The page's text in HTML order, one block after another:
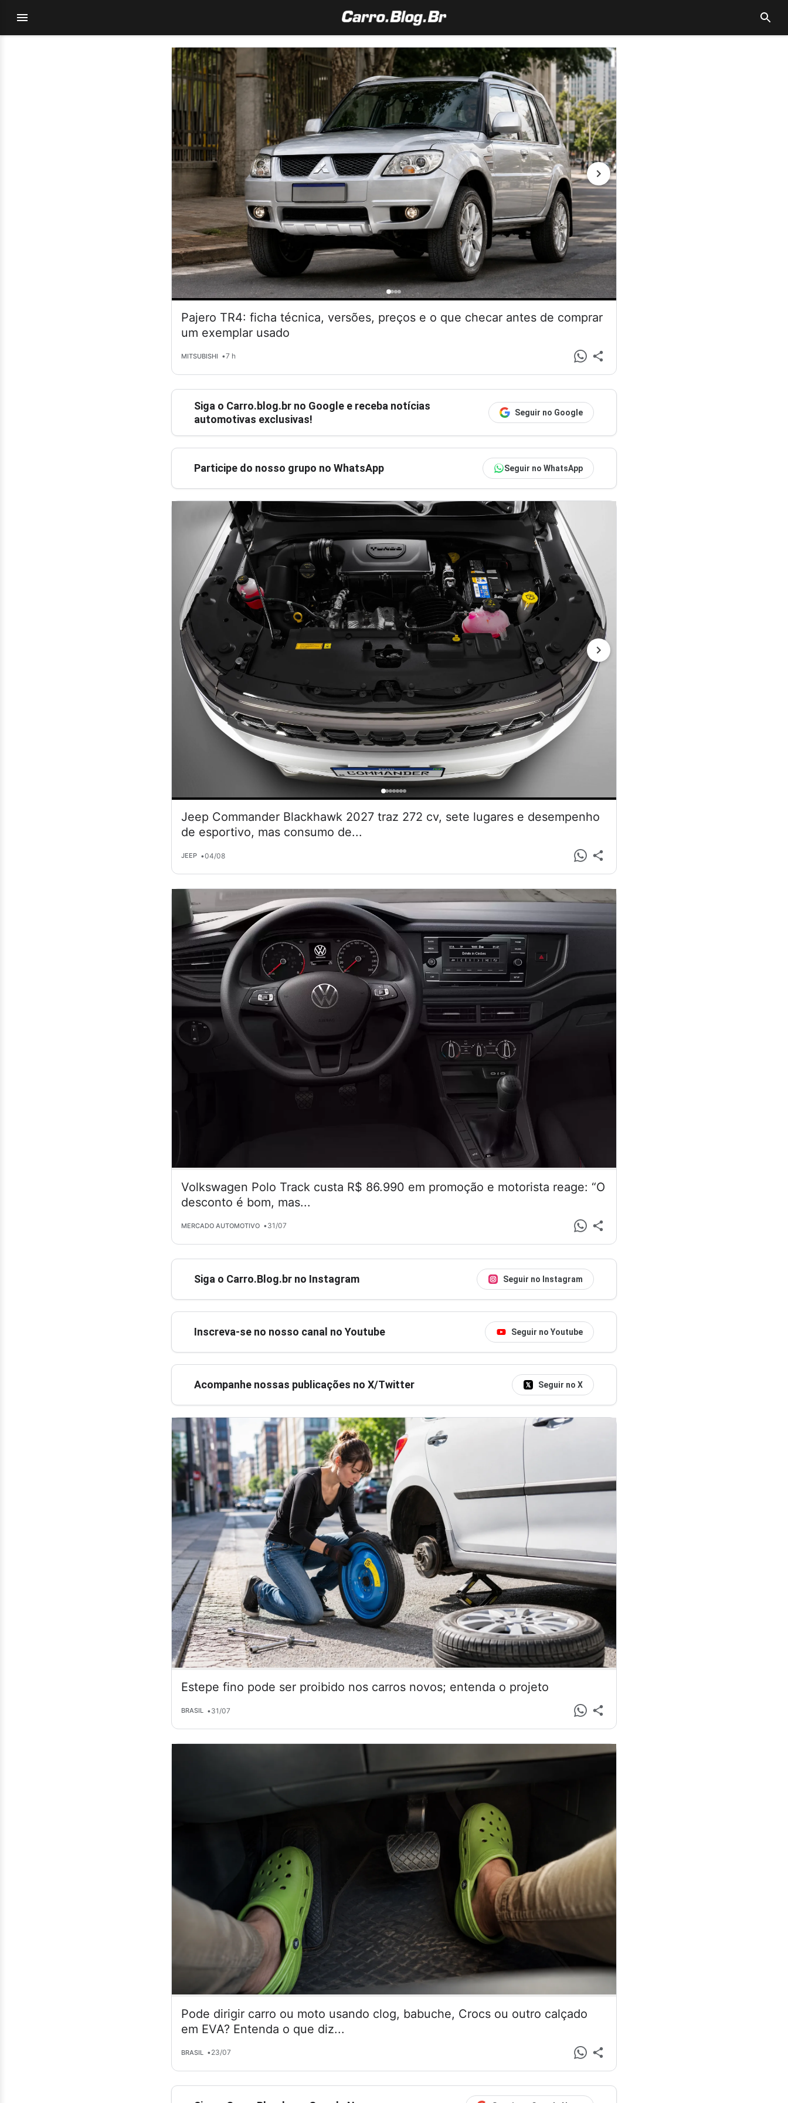
Pajero TR4: ficha técnica, versões, preços e o que checar antes de comprar
um exemplar usado
MITSUBISHI •7 h
Siga o Carro.blog.br no Google e receba notícias
automotivas exclusivas!
Seguir no Google
Participe do nosso grupo no WhatsApp Seguir no WhatsApp
Jeep Commander Blackhawk 2027 traz 272 cv, sete lugares e desempenho
de esportivo, mas consumo de...
JEEP •04/08
Volkswagen Polo Track custa R$ 86.990 em promoção e motorista reage: “O
desconto é bom, mas...
MERCADO AUTOMOTIVO •31/07
Siga o Carro.Blog.br no Instagram Seguir no Instagram
Inscreva-se no nosso canal no Youtube Seguir no Youtube
Acompanhe nossas publicações no X/Twitter Seguir no X
Estepe fino pode ser proibido nos carros novos; entenda o projeto
BRASIL •31/07
Pode dirigir carro ou moto usando clog, babuche, Crocs ou outro calçado
em EVA? Entenda o que diz...
BRASIL •23/07